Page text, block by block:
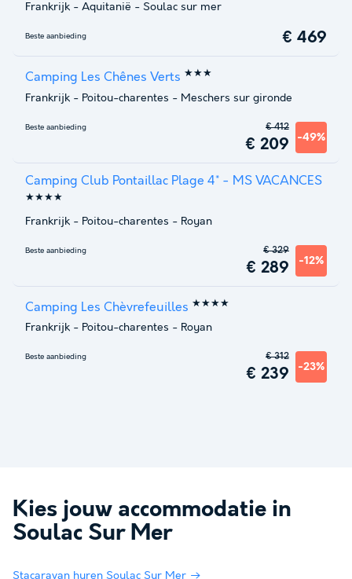
Frankrijk - Aquitanië - Soulac sur mer
Beste aanbieding € 469
Camping Les Chênes Verts ★★★
Frankrijk - Poitou-charentes - Meschers sur gironde
Beste aanbieding
€ 209 -49%
€ 412
Camping Club Pontaillac Plage 4* - MS VACANCES
★★★★
Frankrijk - Poitou-charentes - Royan
Beste aanbieding
€ 289 -12%
€ 329
Camping Les Chèvrefeuilles ★★★★
Frankrijk - Poitou-charentes - Royan
Beste aanbieding
€ 239 -23%
€ 312
Kies jouw accommodatie in
Soulac Sur Mer
Stacaravan huren Soulac Sur Mer